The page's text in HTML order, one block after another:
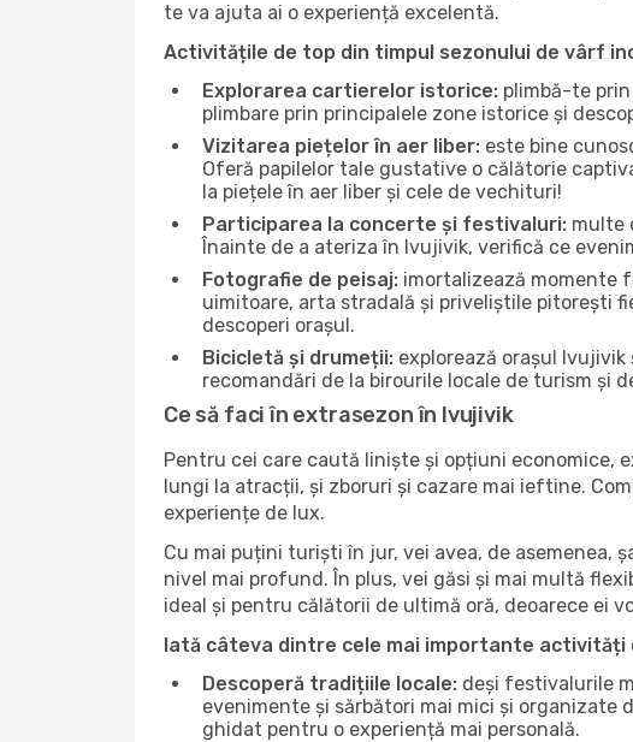
te va ajuta ai o experiență excelentă.
Activitățile de top din timpul sezonului de vârf
Explorarea cartierelor istorice: plimbă-te
plimbare prin principalele zone istorice și
Vizitarea piețelor în aer liber: este bine
Oferă papilelor tale gustative o călătorie
la piețele în aer liber și cele de vechituri!
Participarea la concerte și festivaluri: multe
Înainte de a ateriza în Ivujivik, verifică ce
Fotografie de peisaj: imortalizează momente
uimitoare, arta stradală și priveliștile pitorești
descoperi orașul.
Bicicletă și drumeții: explorează orașul
recomandări de la birourile locale de turism și
Ce să faci în extrasezon în Ivujivik
Pentru cei care caută liniște și opțiuni economice,
lungi la atracții, și zboruri și cazare mai ieftine.
experiențe de lux.
Cu mai puțini turiști în jur, vei avea, de asemenea,
nivel mai profund. În plus, vei găsi și mai multă
ideal și pentru călătorii de ultimă oră, deoarece ei
Iată câteva dintre cele mai importante activități
Descoperă tradițiile locale: deși festivalurile
evenimente și sărbători mai mici și organizate
ghidat pentru o experiență mai personală.